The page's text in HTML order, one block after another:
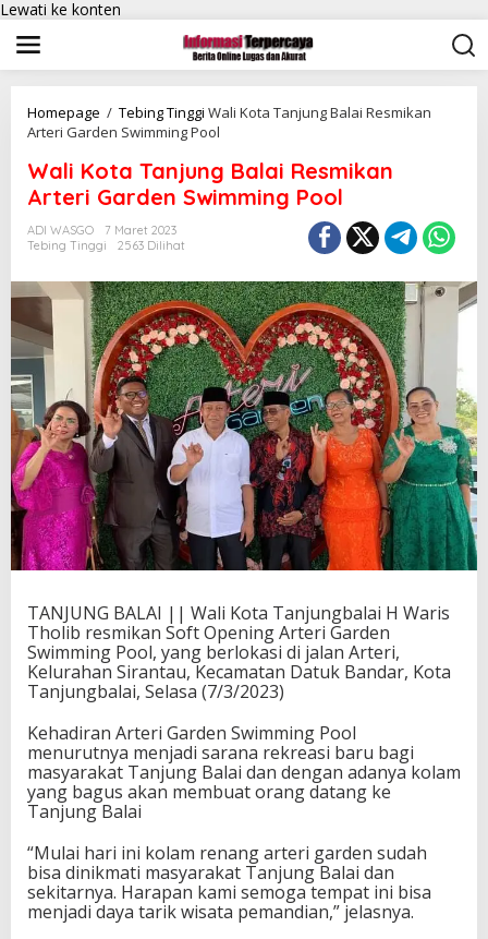
Lewati ke konten
Homepage / Tebing Tinggi Wali Kota Tanjung Balai Resmikan
Arteri Garden Swimming Pool
Wali Kota Tanjung Balai Resmikan
Arteri Garden Swimming Pool
ADI WASGO
7 Maret 2023
Tebing Tinggi
2563 Dilihat
TANJUNG BALAI || Wali Kota Tanjungbalai H Waris
Tholib resmikan Soft Opening Arteri Garden
Swimming Pool, yang berlokasi di jalan Arteri,
Kelurahan Sirantau, Kecamatan Datuk Bandar, Kota
Tanjungbalai, Selasa (7/3/2023)
Kehadiran Arteri Garden Swimming Pool
menurutnya menjadi sarana rekreasi baru bagi
masyarakat Tanjung Balai dan dengan adanya kolam
yang bagus akan membuat orang datang ke
Tanjung Balai
“Mulai hari ini kolam renang arteri garden sudah
bisa dinikmati masyarakat Tanjung Balai dan
sekitarnya. Harapan kami semoga tempat ini bisa
menjadi daya tarik wisata pemandian,” jelasnya.